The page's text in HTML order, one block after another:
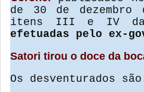
de 30 de dezembro
itens III e IV da
efetuadas pelo ex-
Satori tirou o doce da
Os desventurados